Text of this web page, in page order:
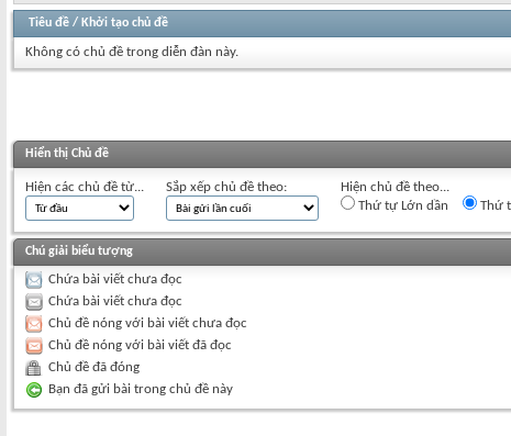
Tiêu đề / Khởi tạo chủ đề
Không có chủ đề trong diễn đàn này.
Hiển thị Chủ đề
Hiện các chủ đề từ... Sắp xếp chủ đề theo:
Hiện chủ đề theo...
Thứ tự Lớn dần
Thứ
Chú giải biểu tượng
Chứa bài viết chưa đọc
Chứa bài viết chưa đọc
Chủ đề nóng với bài viết chưa đọc
Chủ đề nóng với bài viết đã đọc
Chủ đề đã đóng
Bạn đã gửi bài trong chủ đề này